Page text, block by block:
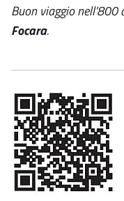
Buon viaggio nell’800
Focara.